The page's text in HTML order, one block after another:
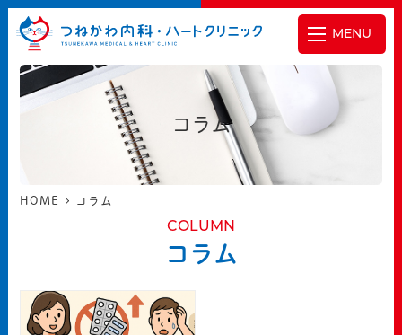
MENU
コラム
HOME コラム
COLUMN
コラム